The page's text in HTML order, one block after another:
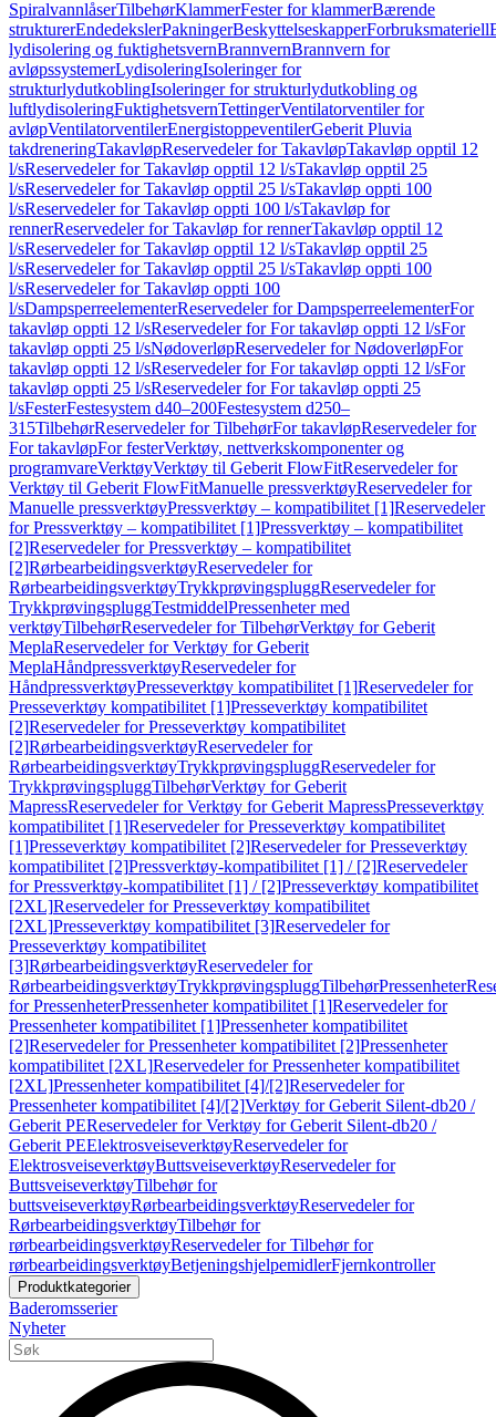
SpiralvannlåserTilbehørKlammerFester for klammerBærende
strukturerEndedekslerPakningerBeskyttelseskapperForbruksmateriell
lydisolering og fuktighetsvernBrannvernBrannvern for
avløpssystemerLydisoleringIsoleringer for
strukturlydutkoblingIsoleringer for strukturlydutkobling og
luftlydisoleringFuktighetsvernTettingerVentilatorventiler for
avløpVentilatorventilerEnergistoppeventilerGeberit Pluvia
takdreneringTakavløpReservedeler for TakavløpTakavløp opptil 12
l/sReservedeler for Takavløp opptil 12 l/sTakavløp opptil 25
l/sReservedeler for Takavløp opptil 25 l/sTakavløp oppti 100
l/sReservedeler for Takavløp oppti 100 l/sTakavløp for
rennerReservedeler for Takavløp for rennerTakavløp opptil 12
l/sReservedeler for Takavløp opptil 12 l/sTakavløp opptil 25
l/sReservedeler for Takavløp opptil 25 l/sTakavløp oppti 100
l/sReservedeler for Takavløp oppti 100
l/sDampsperreelementerReservedeler for DampsperreelementerFor
takavløp oppti 12 l/sReservedeler for For takavløp oppti 12 l/sFor
takavløp oppti 25 l/sNødoverløpReservedeler for NødoverløpFor
takavløp oppti 12 l/sReservedeler for For takavløp oppti 12 l/sFor
takavløp oppti 25 l/sReservedeler for For takavløp oppti 25
l/sFesterFestesystem d40–200Festesystem d250–
315TilbehørReservedeler for TilbehørFor takavløpReservedeler for
For takavløpFor festerVerktøy, nettverkskomponenter og
programvareVerktøyVerktøy til Geberit FlowFitReservedeler for
Verktøy til Geberit FlowFitManuelle pressverktøyReservedeler for
Manuelle pressverktøyPressverktøy – kompatibilitet [1]Reservedeler
for Pressverktøy – kompatibilitet [1]Pressverktøy – kompatibilitet
[2]Reservedeler for Pressverktøy – kompatibilitet
[2]RørbearbeidingsverktøyReservedeler for
RørbearbeidingsverktøyTrykkprøvingspluggReservedeler for
TrykkprøvingspluggTestmiddelPressenheter med
verktøyTilbehørReservedeler for TilbehørVerktøy for Geberit
MeplaReservedeler for Verktøy for Geberit
MeplaHåndpressverktøyReservedeler for
HåndpressverktøyPresseverktøy kompatibilitet [1]Reservedeler for
Presseverktøy kompatibilitet [1]Presseverktøy kompatibilitet
[2]Reservedeler for Presseverktøy kompatibilitet
[2]RørbearbeidingsverktøyReservedeler for
RørbearbeidingsverktøyTrykkprøvingspluggReservedeler for
TrykkprøvingspluggTilbehørVerktøy for Geberit
MapressReservedeler for Verktøy for Geberit MapressPresseverktøy
kompatibilitet [1]Reservedeler for Presseverktøy kompatibilitet
[1]Presseverktøy kompatibilitet [2]Reservedeler for Presseverktøy
kompatibilitet [2]Pressverktøy-kompatibilitet [1] / [2]Reservedeler
for Pressverktøy-kompatibilitet [1] / [2]Presseverktøy kompatibilitet
[2XL]Reservedeler for Presseverktøy kompatibilitet
[2XL]Presseverktøy kompatibilitet [3]Reservedeler for
Presseverktøy kompatibilitet
[3]RørbearbeidingsverktøyReservedeler for
RørbearbeidingsverktøyTrykkprøvingspluggTilbehørPressenheter
for PressenheterPressenheter kompatibilitet [1]Reservedeler for
Pressenheter kompatibilitet [1]Pressenheter kompatibilitet
[2]Reservedeler for Pressenheter kompatibilitet [2]Pressenheter
kompatibilitet [2XL]Reservedeler for Pressenheter kompatibilitet
[2XL]Pressenheter kompatibilitet [4]/[2]Reservedeler for
Pressenheter kompatibilitet [4]/[2]Verktøy for Geberit Silent-db20 /
Geberit PEReservedeler for Verktøy for Geberit Silent-db20 /
Geberit PEElektrosveiseverktøyReservedeler for
ElektrosveiseverktøyButtsveiseverktøyReservedeler for
ButtsveiseverktøyTilbehør for
buttsveiseverktøyRørbearbeidingsverktøyReservedeler for
RørbearbeidingsverktøyTilbehør for
rørbearbeidingsverktøyReservedeler for Tilbehør for
rørbearbeidingsverktøyBetjeningshjelpemidlerFjernkontroller
Produktkategorier
Baderomsserier
Nyheter